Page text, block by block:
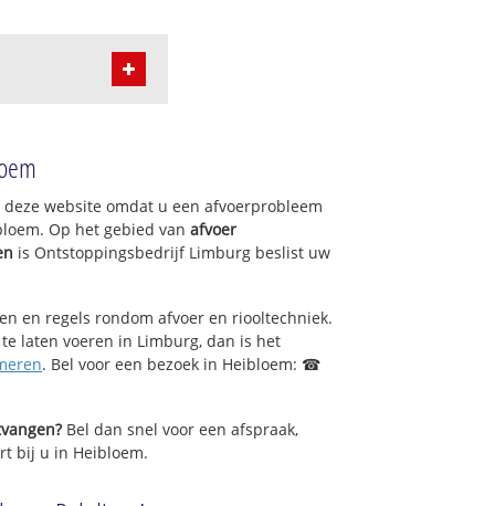
website omdat u een afvoerprobleem
Op het gebied van afvoer
is Ontstoppingsbedrijf Limburg beslist uw
en regels rondom afvoer en riooltechniek.
laten voeren in Limburg, dan is het
. Bel voor een bezoek in Heibloem: ☎
Bel dan snel voor een afspraak,
bij u in Heibloem.